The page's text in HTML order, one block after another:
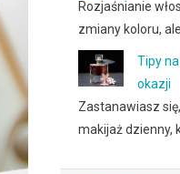
Rozjaśnianie
zmiany koloru,
Tipy
okazji
Zastanawiasz
makijaż dzienny,